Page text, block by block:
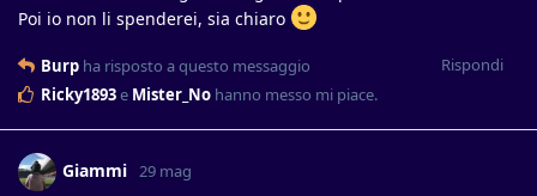
Poi io non li spenderei, sia chiaro
Rispondi
Burp ha risposto a questo messaggio
Ricky1893e Mister_No hanno messo mi piace.
Giammi 29 mag